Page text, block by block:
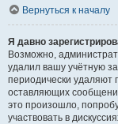
Вернуться к началу
Я давно
Возможно,
удалил вашу учётную
периодически удаляют
оставляющих
это произошло,
участвовать в